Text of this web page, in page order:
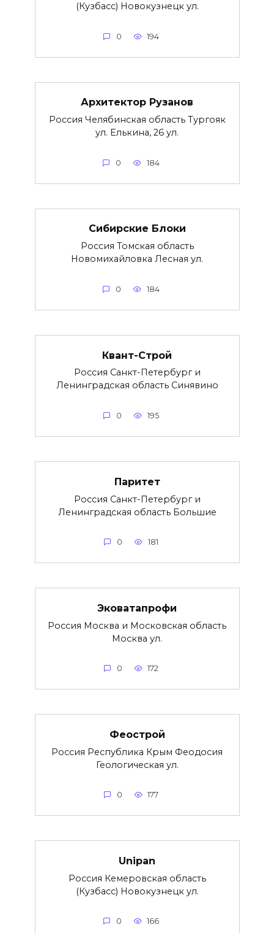
(Кузбасс) Новокузнецк ул.
0 194
Архитектор Рузанов
Россия Челябинская область Тургояк
ул. Елькина, 26 ул.
0 184
Сибирские Блоки
Россия Томская область
Новомихайловка Лесная ул.
0 184
Квант-Строй
Россия Санкт-Петербург и
Ленинградская область Синявино
0 195
Паритет
Россия Санкт-Петербург и
Ленинградская область Большие
0 181
Эковатапрофи
Россия Москва и Московская область
Москва ул.
0 172
Феострой
Россия Республика Крым Феодосия
Геологическая ул.
0 177
Unipan
Россия Кемеровская область
(Кузбасс) Новокузнецк ул.
0 166